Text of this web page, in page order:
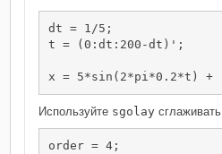
dt = 1/5;
t = (0:dt:200-dt)';
x = 5*sin(2*pi*0.2*t) +
Используйте sgolay
order = 4;